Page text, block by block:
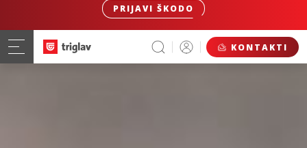
PRIJAVI ŠKODO
KONTAKTI